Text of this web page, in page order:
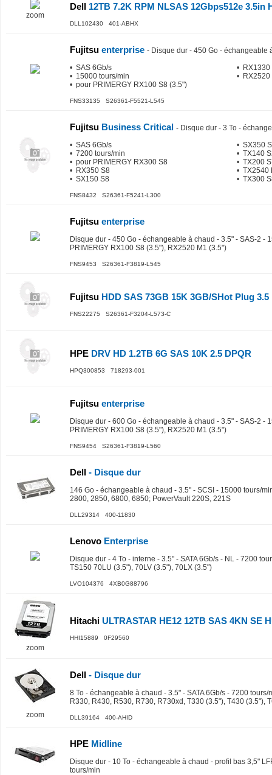
zoom
Dell 12TB 7.2K RPM NLSAS 12Gbps512e 3.5in
DLL102430 401-ABHX
Fujitsu enterprise - Disque dur - 450 Go - échangeable
• SAS 6Gb/s
• 15000 tours/min
• pour PRIMERGY RX100 S8 (3.5")
• RX1330
• RX2520
FNS33135 S26361-F5521-L545
Fujitsu Business Critical - Disque dur - 3 To -
• SAS 6Gb/s
• 7200 tours/min
• pour PRIMERGY RX300 S8
• RX350 S8
• SX150 S8
• SX350
• TX140
• TX200
• TX2540
• TX300
FNS8432 S26361-F5241-L300
Fujitsu enterprise
Disque dur - 450 Go - échangeable à chaud - 3.5" - SAS-2 -
PRIMERGY RX100 S8 (3.5"), RX2520 M1 (3.5")
FNS9453 S26361-F3819-L545
Fujitsu HDD SAS 73GB 15K 3GB/SHot Plug 3.5
FNS22275 S26361-F3204-L573-C
HPE DRV HD 1.2TB 6G SAS 10K 2.5 DPQR
HPQ300853 718293-001
Fujitsu enterprise
Disque dur - 600 Go - échangeable à chaud - 3.5" - SAS-2 -
PRIMERGY RX100 S8 (3.5"), RX2520 M1 (3.5")
FNS9454 S26361-F3819-L560
Dell - Disque dur
146 Go - échangeable à chaud - 3.5" - SCSI - 15000 tours/
2800, 2850, 6800, 6850; PowerVault 220S, 221S
DLL29314 400-11830
Lenovo Enterprise
Disque dur - 4 To - interne - 3.5" - SATA 6Gb/s - NL - 7200
TS150 70LU (3.5"), 70LV (3.5"), 70LX (3.5")
LVO104376 4XB0G88796
zoom
Hitachi ULTRASTAR HE12 12TB SAS 4KN SE
HHI15889 0F29560
zoom
Dell - Disque dur
8 To - échangeable à chaud - 3.5" - SATA 6Gb/s - 7200
R330, R430, R530, R730, R730xd, T330 (3.5"), T430 (3.5"),
DLL39164 400-AHID
HPE Midline
Disque dur - 10 To - échangeable à chaud - profil bas 3,5"
tours/min